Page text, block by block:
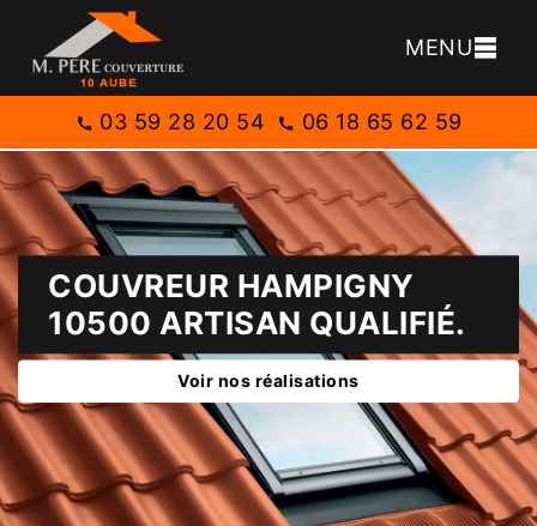
MENU
03 59 28 20 54 06 18 65 62 59
COUVREUR HAMPIGNY
10500 ARTISAN QUALIFIÉ.
Voir nos réalisations